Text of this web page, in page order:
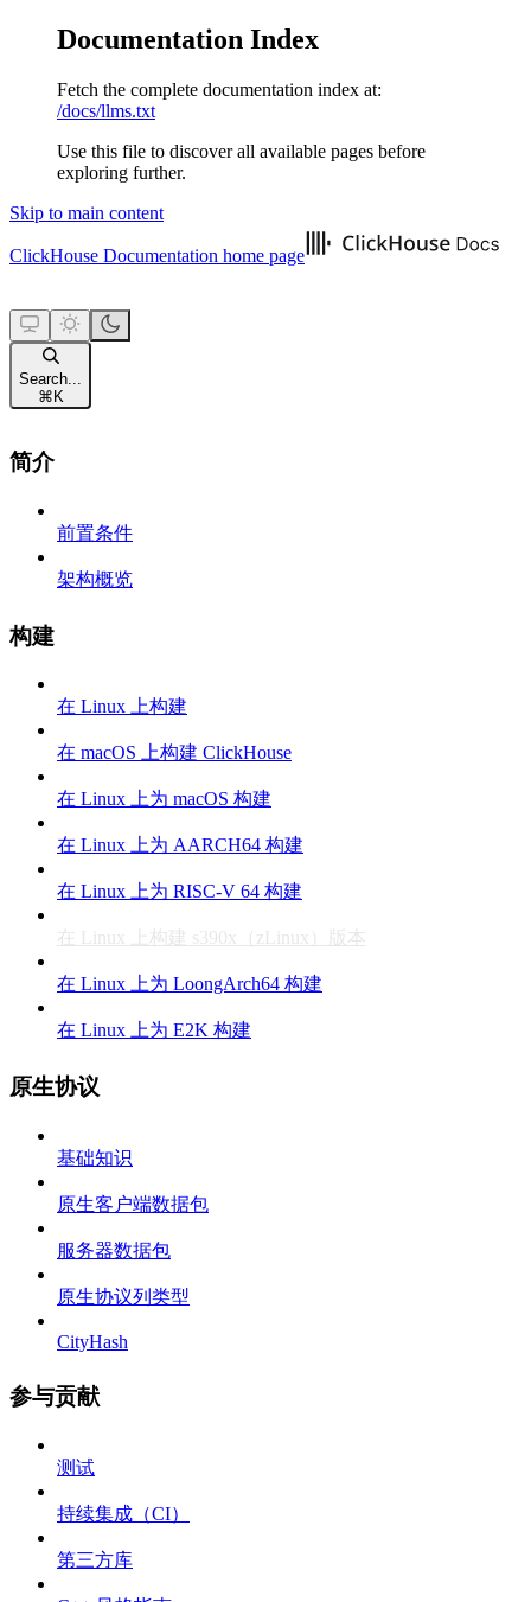
Documentation Index
Fetch the complete documentation index at:
/docs/llms.txt
Use this file to discover all available pages before
exploring further.
Skip to main content
ClickHouse Documentation home page
Search...
⌘ K
简介
前置条件
架构概览
构建
在 Linux 上构建
在 macOS 上构建 ClickHouse
在 Linux 上为 macOS 构建
在 Linux 上为 AARCH64 构建
在 Linux 上为 RISC-V 64 构建
在 Linux 上构建 s390x（zLinux）版本
在 Linux 上为 LoongArch64 构建
在 Linux 上为 E2K 构建
原生协议
基础知识
原生客户端数据包
服务器数据包
原生协议列类型
CityHash
参与贡献
测试
持续集成（CI）
第三方库